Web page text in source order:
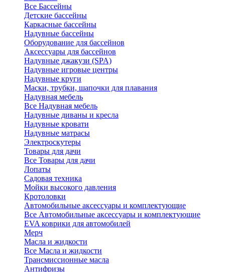
Все Бассейны
Детские бассейны
Каркасные бассейны
Надувные бассейны
Оборудование для бассейнов
Аксессуары для бассейнов
Надувные джакузи (SPA)
Надувные игровые центры
Надувные круги
Маски, трубки, шапочки для плавания
Надувная мебель
Все Надувная мебель
Надувные диваны и кресла
Надувные кровати
Надувные матрасы
Электроскутеры
Товары для дачи
Все Товары для дачи
Лопаты
Садовая техника
Мойки высокого давления
Кротоловки
Автомобильные аксессуары и комплектующие
Все Автомобильные аксессуары и комплектующие
EVA коврики для автомобилей
Мерч
Масла и жидкости
Все Масла и жидкости
Трансмиссионные масла
Антифризы